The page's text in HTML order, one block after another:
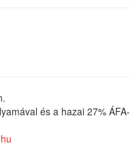
és a hazai 27% ÁFA-